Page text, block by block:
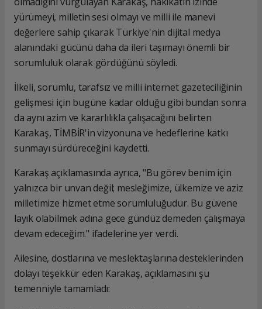
yürümeyi, milletin sesi olmayı ve milli ile manevi
değerlere sahip çıkarak Türkiye'nin dijital medya
alanındaki gücünü daha da ileri taşımayı önemli bir
sorumluluk olarak gördüğünü söyledi.
İlkeli, sorumlu, tarafsız ve milli internet gazeteciliğinin
gelişmesi için bugüne kadar olduğu gibi bundan sonra
da aynı azim ve kararlılıkla çalışacağını belirten
Karakaş, TİMBİR'in vizyonuna ve hedeflerine katkı
sunmayı sürdüreceğini kaydetti.
Karakaş açıklamasında ayrıca, "Bu görev benim için
yalnızca bir unvan değil; mesleğimize, ülkemize ve aziz
milletimize hizmet etme sorumluluğudur. Bu güvene
layık olabilmek adına gece gündüz demeden çalışmaya
devam edeceğim." ifadelerine yer verdi.
Ailesine, dostlarına ve meslektaşlarına desteklerinden
dolayı teşekkür eden Karakaş, açıklamasını şu
temenniyle tamamladı: